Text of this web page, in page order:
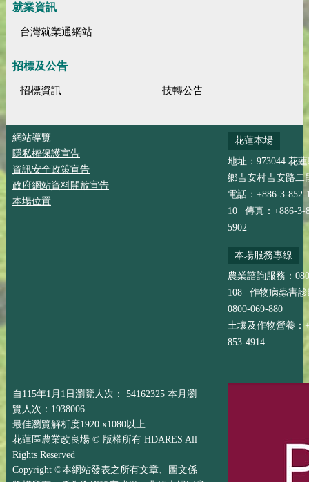
就業資訊
台灣就業通網站
招標及公告
招標資訊 技轉公告
網站導覽
隱私權保護宣告
資訊安全政策宣告
政府網站資料開放宣告
本場位置
花蓮本場
地址：973044 花
鄉吉安村吉安路二
電話：+886-3-852-
10 | 傳真：+886-3-
5902
本場服務專線
農業諮詢服務：
108 | 作物病蟲害
0800-069-880
土壤及作物營養：
853-4914
自115年1月1日瀏覽人次： 54162325 本月瀏
覽人次：1938006
最佳瀏覽解析度1920 x1080以上
花蓮區農業改良場 © 版權所有 HDARES All
Rights Reserved
Copyright ©本網站發表之所有文章、圖文係